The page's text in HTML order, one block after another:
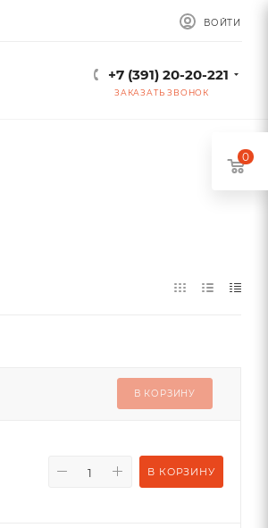
ВОЙТИ
+7 (391) 20-20-221
ЗАКАЗАТЬ ЗВОНОК
В КОРЗИНУ
В КОРЗИНУ
0